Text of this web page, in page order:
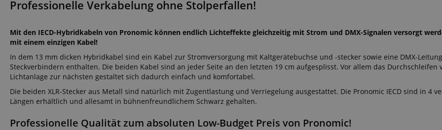
Professionelle Verkabelung ohne Stolperfallen!
Mit den IECD-Hybridkabeln von Pronomic können endlich Lichteffekte gleichzeitig mit Strom und DMX-Signalen versorgt
mit einem einzigen Kabel!
In dem 13 mm dicken Hybridkabel sind ein Kabel zur Stromversorgung mit Kaltgerätebuchse und -stecker sowie eine DMX-
Steckverbindern enthalten. Die beiden Kabel sind an jeder Seite an den letzten 19 cm aufgesplisst. Vor allem das Durchschleifen
Lichtanlage zur nächsten gestaltet sich dadurch einfach und komfortabel.
Die beiden XLR-Stecker aus Metall sind natürlich mit Zugentlastung und Verriegelung ausgestattet. Die Pronomic IECD sind in 4
Längen erhältlich und allesamt in bühnenfreundlichem Schwarz gehalten.
Professionelle Qualität zum absoluten Low-Budget Preis von Pronomic!